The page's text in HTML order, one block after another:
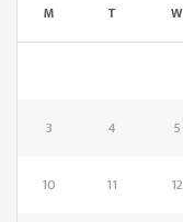
M T W
3 4 5
10 11 12